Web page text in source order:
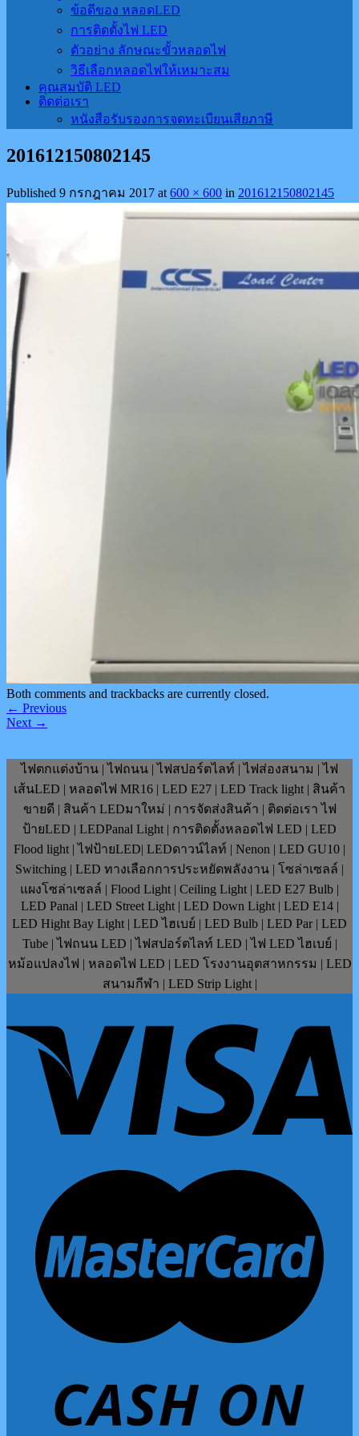
ข้อดีของ หลอดLED
การติดตั้งไฟ LED
ตัวอย่าง ลักษณะขั้วหลอดไฟ
วิธีเลือกหลอดไฟให้เหมาะสม
คุณสมบัติ LED
ติดต่อเรา
หนังสือรับรองการจดทะเบียนเสียภาษี
201612150802145
Published 9 กรกฎาคม 2017 at 600 × 600 in 201612150802145
Both comments and trackbacks are currently closed.
← Previous
Next →
ไฟตกแต่งบ้าน | ไฟถนน | ไฟสปอร์ตไลท์ | ไฟส่องสนาม | ไฟ
เส้นLED | หลอดไฟ MR16 | LED E27 | LED Track light | สินค้า
ขายดี | สินค้า LEDมาใหม่ | การจัดส่งสินค้า | ติดต่อเรา ไฟ
ป้ายLED | LEDPanal Light | การติดตั้งหลอดไฟ LED | LED
Flood light | ไฟป้ายLED| LEDดาวน์ไลท์ | Nenon | LED GU10 |
Switching | LED ทางเลือกการประหยัดพลังงาน | โซล่าเซลล์ |
แผงโซล่าเซลล์ | Flood Light | Ceiling Light | LED E27 Bulb |
LED Panal | LED Street Light | LED Down Light | LED E14 |
LED Hight Bay Light | LED ไฮเบย์ | LED Bulb | LED Par | LED
Tube | ไฟถนน LED | ไฟสปอร์ตไลท์ LED | ไฟ LED ไฮเบย์ |
หม้อแปลงไฟ | หลอดไฟ LED | LED โรงงานอุตสาหกรรม | LED
สนามกีฬา | LED Strip Light |